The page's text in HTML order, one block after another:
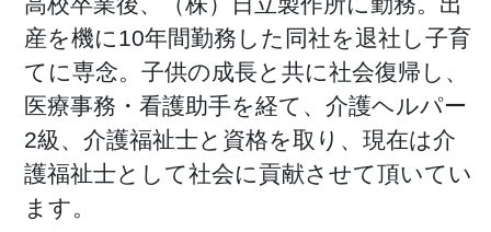
産を機に10年間勤務した同社を退社し子育
てに専念。子供の成長と共に社会復帰し、
医療事務・看護助手を経て、介護ヘルパー
2級、介護福祉士と資格を取り、現在は介
護福祉士として社会に貢献させて頂いてい
ます。